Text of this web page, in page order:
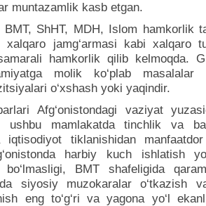
muntazamlik kasb etgan.
BMT, ShHT, MDH, Islom hamkorlik
xalqaro jamg‘armasi kabi xalqaro
hamkorlik qilib kelmoqda.
molik ko‘plab masalalar
o‘xshash yoki yaqindir.
Afg‘onistondagi vaziyat
ushbu mamlakatda tinchlik va
iqtisodiyot tiklanishidan
harbiy kuch ishlatish
BMT shafeligida
siyosiy muzokaralar o‘tkazish
eng to‘g‘ri va yagona yo‘l